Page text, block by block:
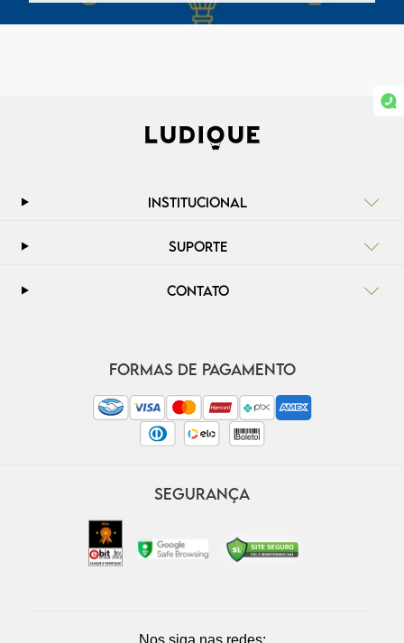
INSTITUCIONAL
SUPORTE
CONTATO
FORMAS DE PAGAMENTO
SEGURANÇA
Nos siga nas redes: